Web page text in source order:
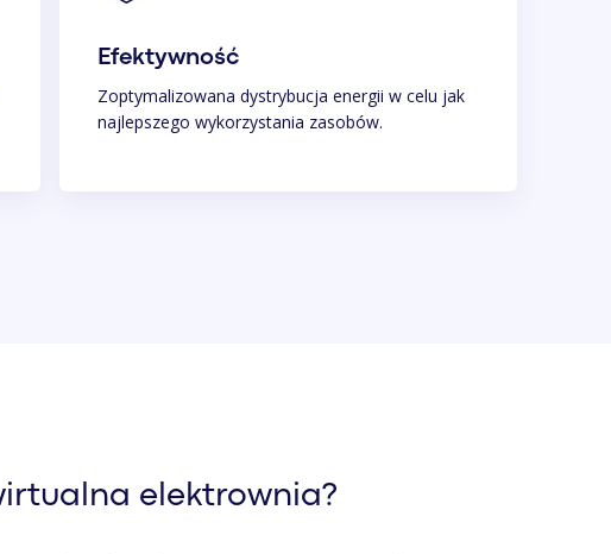
Efektywność
Zoptymalizowana dystrybucja energii w celu jak
najlepszego wykorzystania zasobów.
elektrownia?